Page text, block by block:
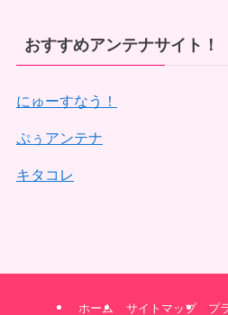
おすすめアンテナサイト！
にゅーすなう！
ぷぅアンテナ
キタコレ
ホーム サイトマップ プ